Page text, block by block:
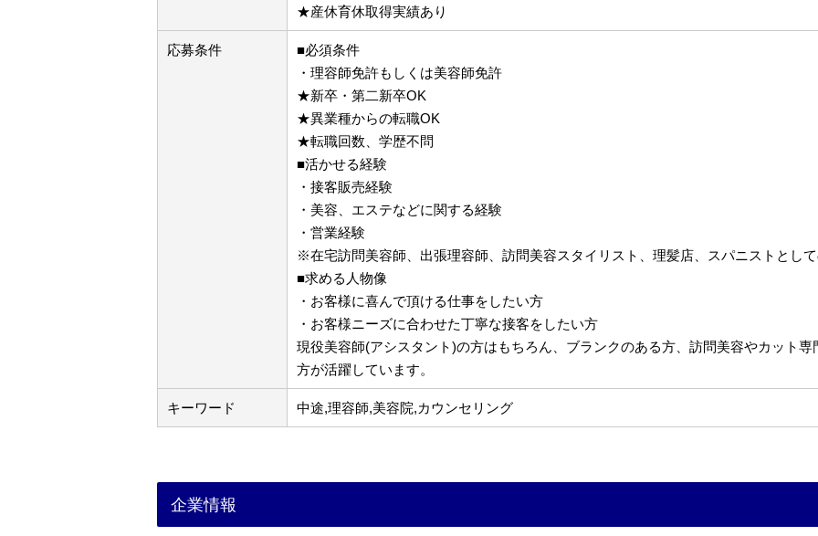
★産休育休取得実績あり
応募条件
■必須条件
・理容師免許もしくは美容師免許
★新卒・第二新卒OK
★異業種からの転職OK
★転職回数、学歴不問
■活かせる経験
・接客販売経験
・美容、エステなどに関する経験
・営業経験
※在宅訪問美容師、出張理容師、訪問美容スタイリスト、理髪店、スパニストとし
■求める人物像
・お客様に喜んで頂ける仕事をしたい方
・お客様ニーズに合わせた丁寧な接客をしたい方
現役美容師(アシスタント)の方はもちろん、ブランクのある方、訪問美容やカット
方が活躍しています。
キーワード 中途,理容師,美容院,カウンセリング
企業情報